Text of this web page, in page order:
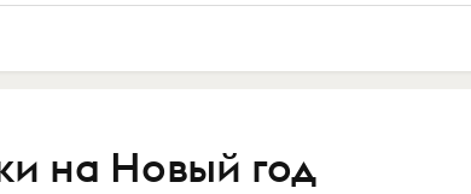
на Новый год